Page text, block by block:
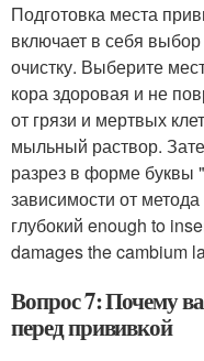
Подготовка места
включает в себя
очистку. Выберите
кора здоровая и не
от грязи и мертвых
мыльный раствор.
разрез в форме буквы
зависимости от
глубокий enough to
damages the cambium
Вопрос 7: Почему
перед прививкой